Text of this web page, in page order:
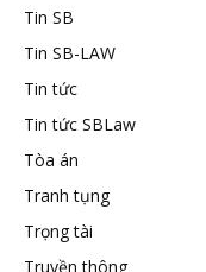
Tin SB
Tin SB-LAW
Tin tức
Tin tức SBLaw
Tòa án
Tranh tụng
Trọng tài
Truyền thông